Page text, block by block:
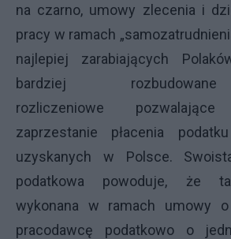
na czarno, umowy zlecenia i
pracy w ramach
najlepiej zarabiających
bardziej
rozliczeniowe
zaprzestanie płacenia
uzyskanych w Polsce.
podatkowa powoduje, że
wykonana w ramach umowy
pracodawcę podatkowo o